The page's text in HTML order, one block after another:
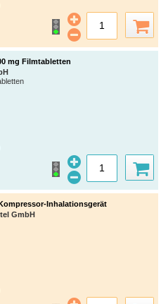
mg Filmtabletten
Inhalationsgerät
GmbH